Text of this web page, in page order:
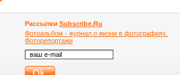
Рассылки Subscribe.Ru
Фотоальбом - журнал о жизни в фотографиях.
Фоторепортажи